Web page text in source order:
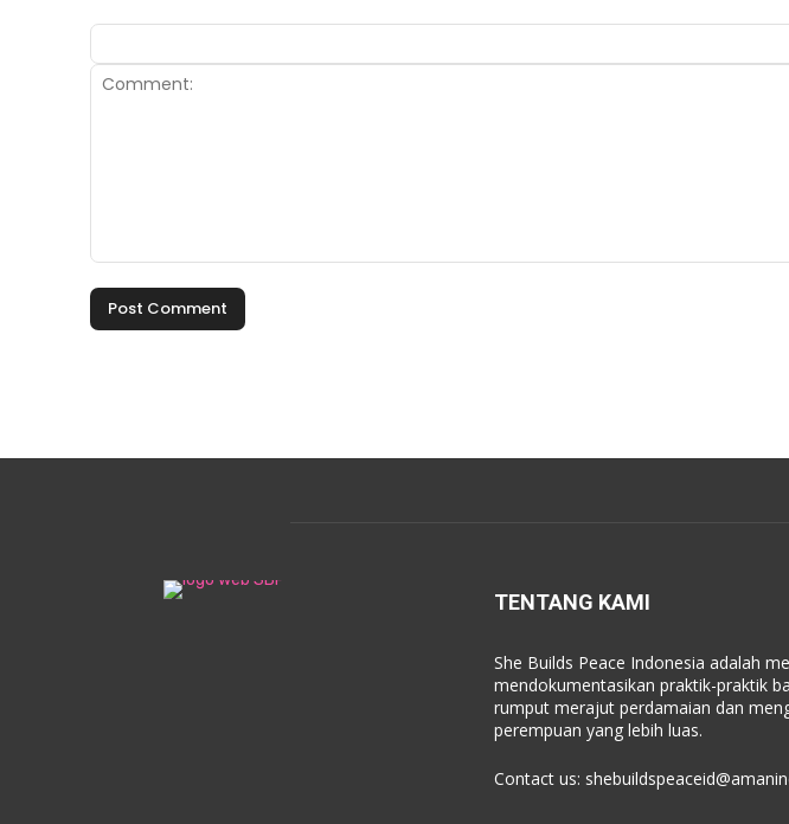
TENTANG KAMI
She Builds Peace Indonesia adalah
mendokumentasikan praktik-praktik
rumput merajut perdamaian dan
perempuan yang lebih luas.
Contact us: